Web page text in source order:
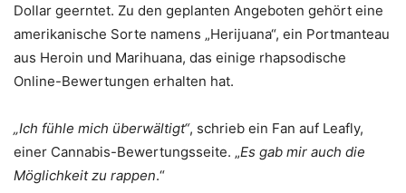
Dollar geerntet. Zu den geplanten Angeboten gehört eine
amerikanische Sorte namens „Herijuana“, ein Portmanteau
aus Heroin und Marihuana, das einige rhapsodische
Online-Bewertungen erhalten hat.
„Ich fühle mich überwältigt“, schrieb ein Fan auf Leafly,
einer Cannabis-Bewertungsseite. „Es gab mir auch die
Möglichkeit zu rappen.“